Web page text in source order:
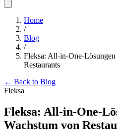
Home
/
Blog
/
Fleksa: All-in-One-
Restaurants
← Back to Blog
Fleksa
Fleksa: All-in-One-
Wachstum von